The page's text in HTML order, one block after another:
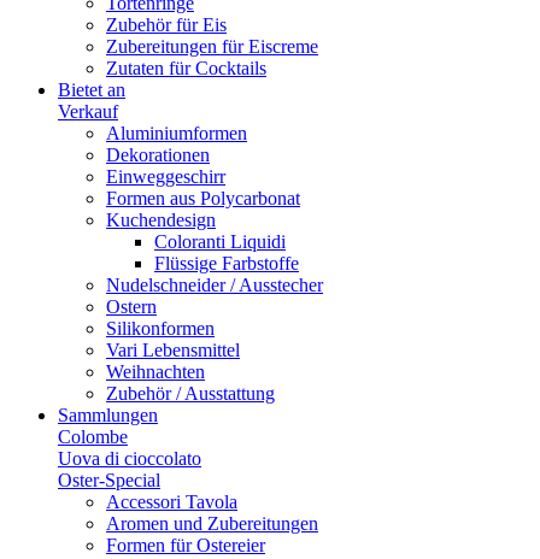
Zubehör für Eis
Zubereitungen für Eiscreme
Zutaten für Cocktails
Bietet an
Verkauf
Aluminiumformen
Dekorationen
Einweggeschirr
Formen aus Polycarbonat
Kuchendesign
Coloranti Liquidi
Flüssige Farbstoffe
Nudelschneider / Ausstecher
Ostern
Silikonformen
Vari Lebensmittel
Weihnachten
Zubehör / Ausstattung
Sammlungen
Colombe
Uova di cioccolato
Oster-Special
Accessori Tavola
Aromen und Zubereitungen
Formen für Ostereier